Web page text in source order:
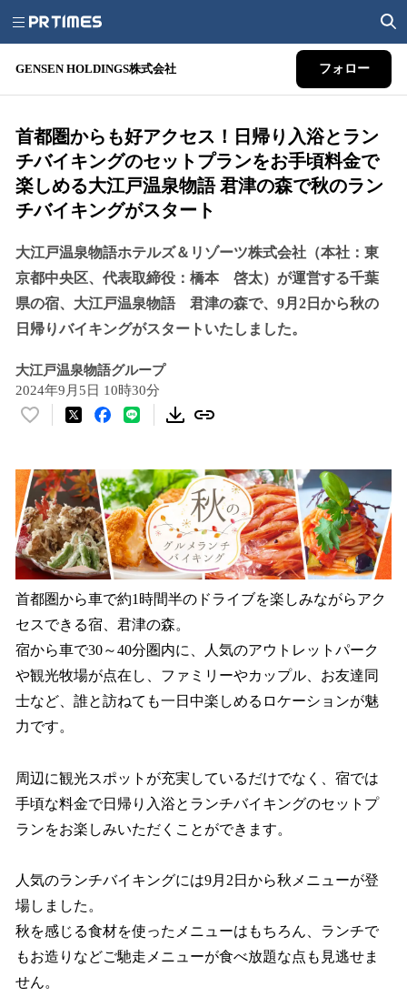
GENSEN HOLDINGS株式会社 フォロー
首都圏からも好アクセス！日帰り入浴とラン
チバイキングのセットプランをお手頃料金で
楽しめる大江戸温泉物語 君津の森で秋のラン
チバイキングがスタート
大江戸温泉物語ホテルズ＆リゾーツ株式会社（本社：東
京都中央区、代表取締役：橋本 啓太）が運営する千葉
県の宿、大江戸温泉物語 君津の森で、9月2日から秋の
日帰りバイキングがスタートいたしました。
大江戸温泉物語グループ
2024年9月5日 10時30分
い
！
数
を
読
み
込
み
で
す
首都圏から車で約1時間半のドライブを楽しみながらアク
セスできる宿、君津の森。
宿から車で30～40分圏内に、人気のアウトレットパーク
や観光牧場が点在し、ファミリーやカップル、お友達同
士など、誰と訪ねても一日中楽しめるロケーションが魅
力です。
周辺に観光スポットが充実しているだけでなく、宿では
手頃な料金で日帰り入浴とランチバイキングのセットプ
ランをお楽しみいただくことができます。
人気のランチバイキングには9月2日から秋メニューが登
場しました。
秋を感じる食材を使ったメニューはもちろん、ランチで
もお造りなどご馳走メニューが食べ放題な点も見逃せま
せん。